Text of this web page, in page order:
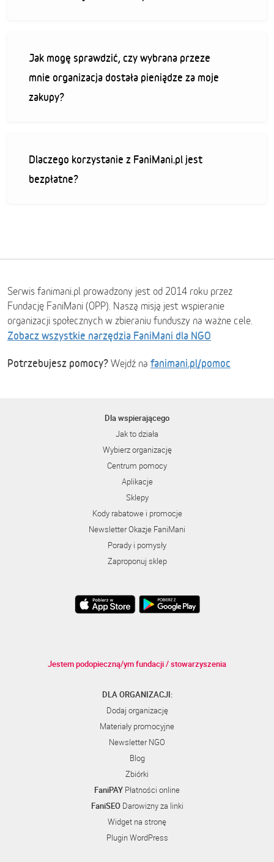
Jak mogę sprawdzić, czy wybrana przeze
mnie organizacja dostała pieniądze za moje
zakupy?
Dlaczego korzystanie z FaniMani.pl jest
bezpłatne?
Serwis fanimani.pl prowadzony jest od 2014 roku przez
Fundację FaniMani (OPP). Naszą misją jest wspieranie
organizacji społecznych w zbieraniu funduszy na ważne cele.
Zobacz wszystkie narzędzia FaniMani dla NGO
Potrzebujesz pomocy? Wejdź na fanimani.pl/pomoc
Dla wspierającego
Jak to działa
Wybierz organizację
Centrum pomocy
Aplikacje
Sklepy
Kody rabatowe i promocje
Newsletter Okazje FaniMani
Porady i pomysły
Zaproponuj sklep
Jestem podopieczną/ym fundacji / stowarzyszenia
DLA ORGANIZACJI:
Dodaj organizację
Materiały promocyjne
Newsletter NGO
Blog
Zbiórki
FaniPAY Płatności online
FaniSEODarowizny za linki
Widget na stronę
Plugin WordPress